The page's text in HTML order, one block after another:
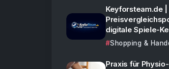
Keyforsteam.de |
digitale Spiele-
Shopping &
Praxis für